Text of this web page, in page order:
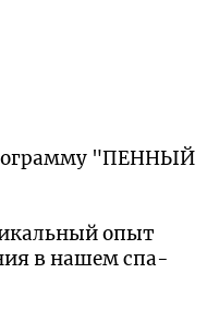
"ПЕННЫЙ
опыт
в нашем спа-